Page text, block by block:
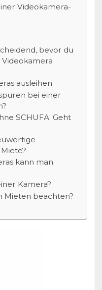
Videokamera-
bevor du
ausleihen
bei einer
SCHUFA: Geht
kann man
Kamera?
Mieten beachten?